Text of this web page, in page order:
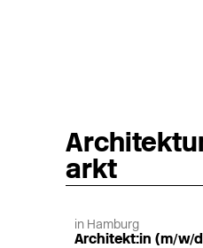
arkt
in Hamburg
Architekt:in (m/w/